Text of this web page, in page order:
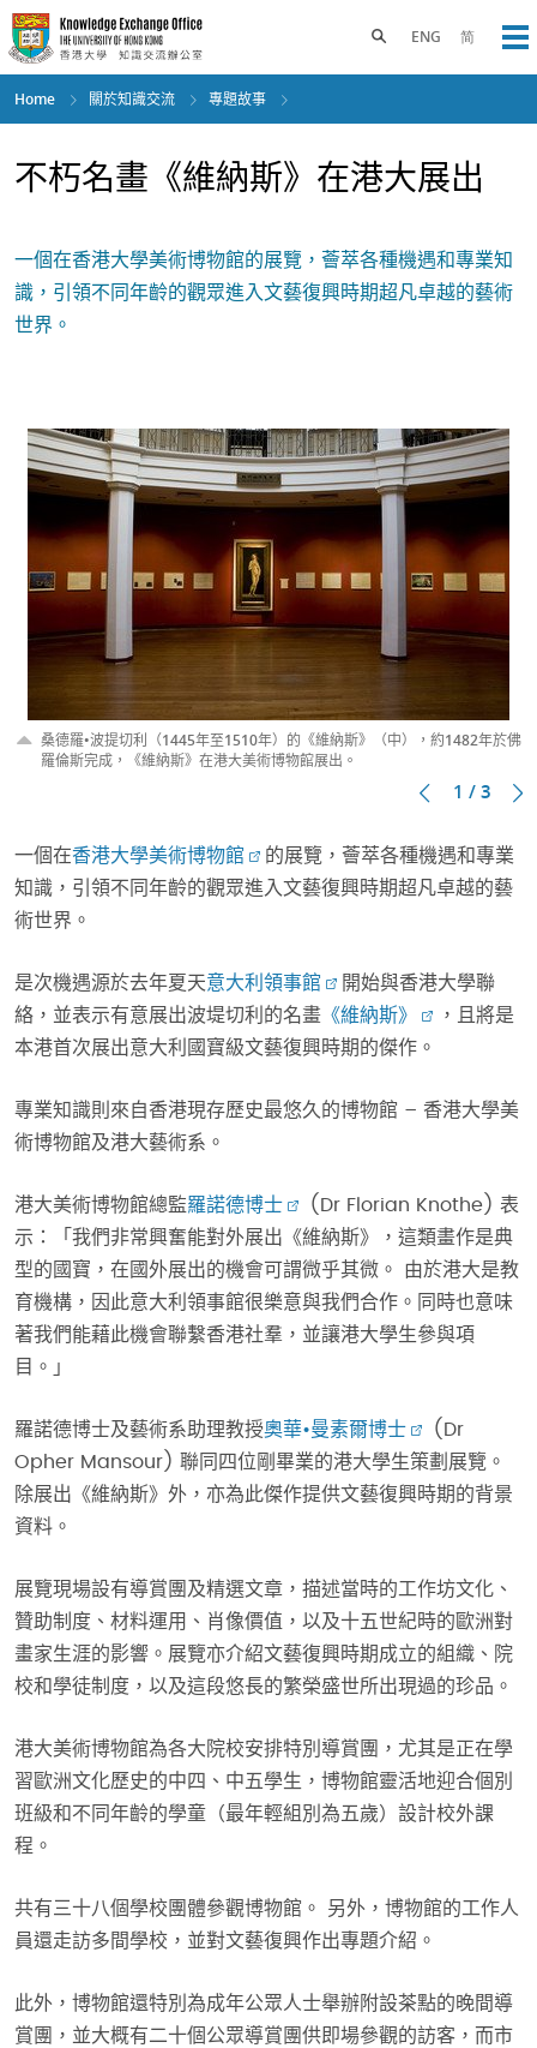
Skip
to
main
content
ENG 简
Toggle search panel
Home 關於知識交流 專題故事
不朽名畫《維納斯》在港大展出
一個在香港大學美術博物館的展覽，薈萃各種機遇和專業知
識，引領不同年齡的觀眾進入文藝復興時期超凡卓越的藝術
世界。
桑德羅•波提切利（1445年至1510年）的《維納斯》（中），約1482年於佛
羅倫斯完成，《維納斯》在港大美術博物館展出。
1 / 3
一個在香港大學美術博物館
的展覽，薈萃各種機遇和專業
知識，引領不同年齡的觀眾進入文藝復興時期超凡卓越的藝
術世界。
是次機遇源於去年夏天意大利領事館
開始與香港大學聯
絡，並表示有意展出波堤切利的名畫 《維納斯》
，且將是
本港首次展出意大利國寶級文藝復興時期的傑作。
專業知識則來自香港現存歷史最悠久的博物館 – 香港大學美
術博物館及港大藝術系。
港大美術博物館總監羅諾德博士
(Dr Florian Knothe) 表
示：「我們非常興奮能對外展出《維納斯》，這類畫作是典
型的國寶，在國外展出的機會可謂微乎其微。 由於港大是教
育機構，因此意大利領事館很樂意與我們合作。同時也意味
著我們能藉此機會聯繫香港社羣，並讓港大學生參與項
目。」
羅諾德博士及藝術系助理教授奧華•曼素爾博士
(Dr
Opher Mansour) 聯同四位剛畢業的港大學生策劃展覽。
除展出《維納斯》外，亦為此傑作提供文藝復興時期的背景
資料。
展覽現場設有導賞團及精選文章，描述當時的工作坊文化、
贊助制度、材料運用、肖像價值，以及十五世紀時的歐洲對
畫家生涯的影響。展覽亦介紹文藝復興時期成立的組織、院
校和學徒制度，以及這段悠長的繁榮盛世所出現過的珍品。
港大美術博物館為各大院校安排特別導賞團，尤其是正在學
習歐洲文化歷史的中四、中五學生，博物館靈活地迎合個別
班級和不同年齡的學童（最年輕組別為五歲）設計校外課
程。
共有三十八個學校團體參觀博物館。 另外，博物館的工作人
員還走訪多間學校，並對文藝復興作出專題介紹。
此外，博物館還特別為成年公眾人士舉辦附設茶點的晚間導
賞團，並大概有二十個公眾導賞團供即場參觀的訪客，而市